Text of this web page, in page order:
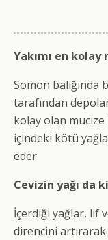
Yakımı en kolay
Somon
tarafından
kolay olan mucize
içindeki kötü
eder.
Cevizin yağı da
İçerdiği yağlar, lif
direncini artırarak